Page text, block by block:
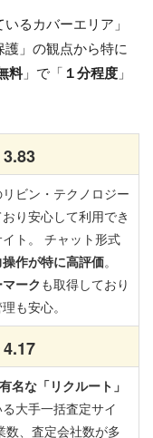
るカバーエリア」
護」の観点から特に
料」で「 １分程度 」